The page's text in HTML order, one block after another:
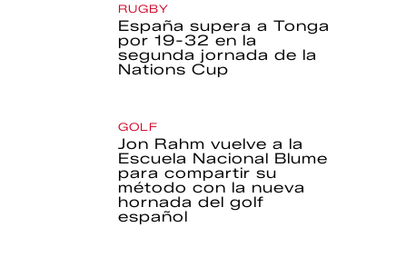
RUGBY
España supera a Tonga
por 19-32 en la
segunda jornada de la
Nations Cup
GOLF
Jon Rahm vuelve a la
Escuela Nacional Blume
para compartir su
método con la nueva
hornada del golf
español